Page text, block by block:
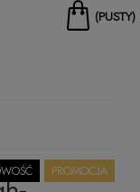
(PUSTY)
PROMOCJA